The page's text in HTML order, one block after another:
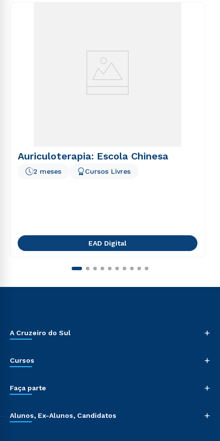
Auriculoterapia: Escola Chinesa
2 meses Cursos Livres
EAD Digital
A Cruzeiro do Sul +
Cursos +
Faça parte +
Alunos, Ex-Alunos, Candidatos +